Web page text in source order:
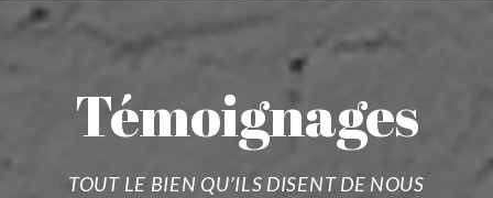
Témoignages
TOUT LE BIEN QU’ILS DISENT DE NOUS